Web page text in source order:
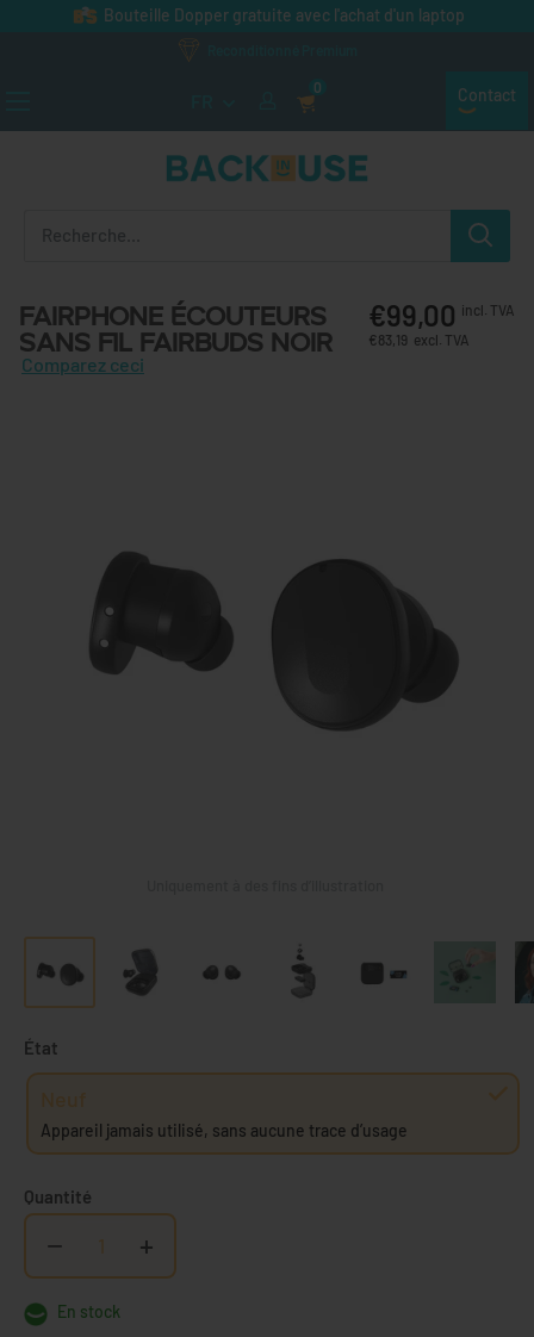
Passer au contenuBouteille Dopper gratuite avec l'achat d'un laptop
Back in Use
0 Contact
Fairphone Écouteurs
sans fil Fairbuds Noir
€99,00 incl. TVA
€83,19 excl. TVA
Comparez ceci
État
Appareil jamais utilisé, sans aucune trace d’usage
Quantité
− +
En stock